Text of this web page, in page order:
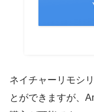
ネイチャーリモシ
とができますが、